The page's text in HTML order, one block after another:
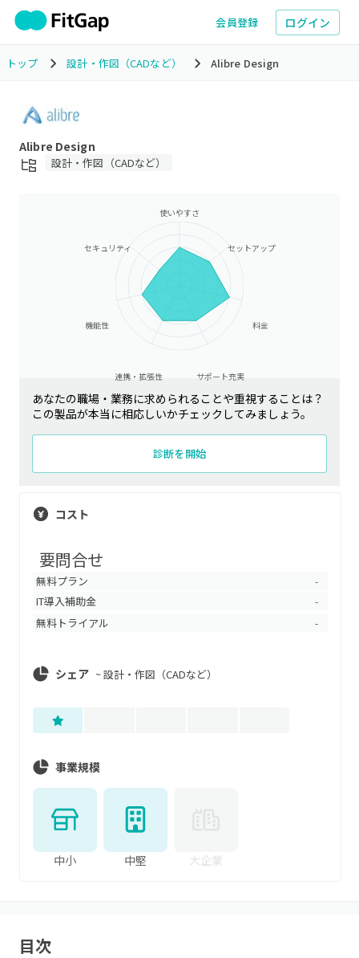
会員登録 ログイン
トップ 設計・作図（CADなど） Alibre Design
Alibre Design
設計・作図（CADなど）
使いやすさ
セットアップ
料金
サポート充実
連携・拡張性
機能性
セキュリティ
あなたの職場・業務に求められることや重視することは？
この製品が本当に相応しいかチェックしてみましょう。
診断を開始
コスト
要問合せ
無料プラン -
IT導入補助金 -
無料トライアル -
シェア ~設計・作図（CADなど）
事業規模
中小 中堅 大企業
目次